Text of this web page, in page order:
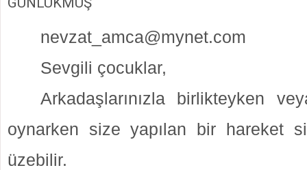
nevzat_amca@mynet.com
Sevgili çocuklar,
Arkadaşlarınızla birlikteyken
oynarken size yapılan bir hareket
üzebilir.